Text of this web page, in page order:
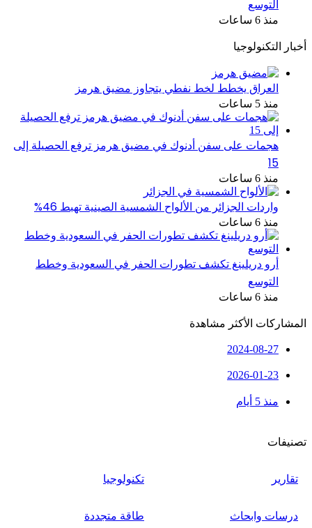
التوسع
منذ 6 ساعات
أخبار التكنولوجيا
العراق يخطط لخط نفطي يتجاوز مضيق هرمز
منذ 5 ساعات
هجمات على سفن أدنوك في مضيق هرمز ترفع الحصيلة إلى
15
منذ 6 ساعات
واردات الجزائر من الألواح الشمسية الصينية تهبط 46%
منذ 6 ساعات
أرو دريلينغ تكشف تطورات الحفر في السعودية وخطط
التوسع
منذ 6 ساعات
المشاركات الأكثر مشاهدة
2024-08-27
2026-01-23
منذ 5 أيام
تصنيفات
تقارير تكنولوجيا
درسات وابحاث طاقة متجددة